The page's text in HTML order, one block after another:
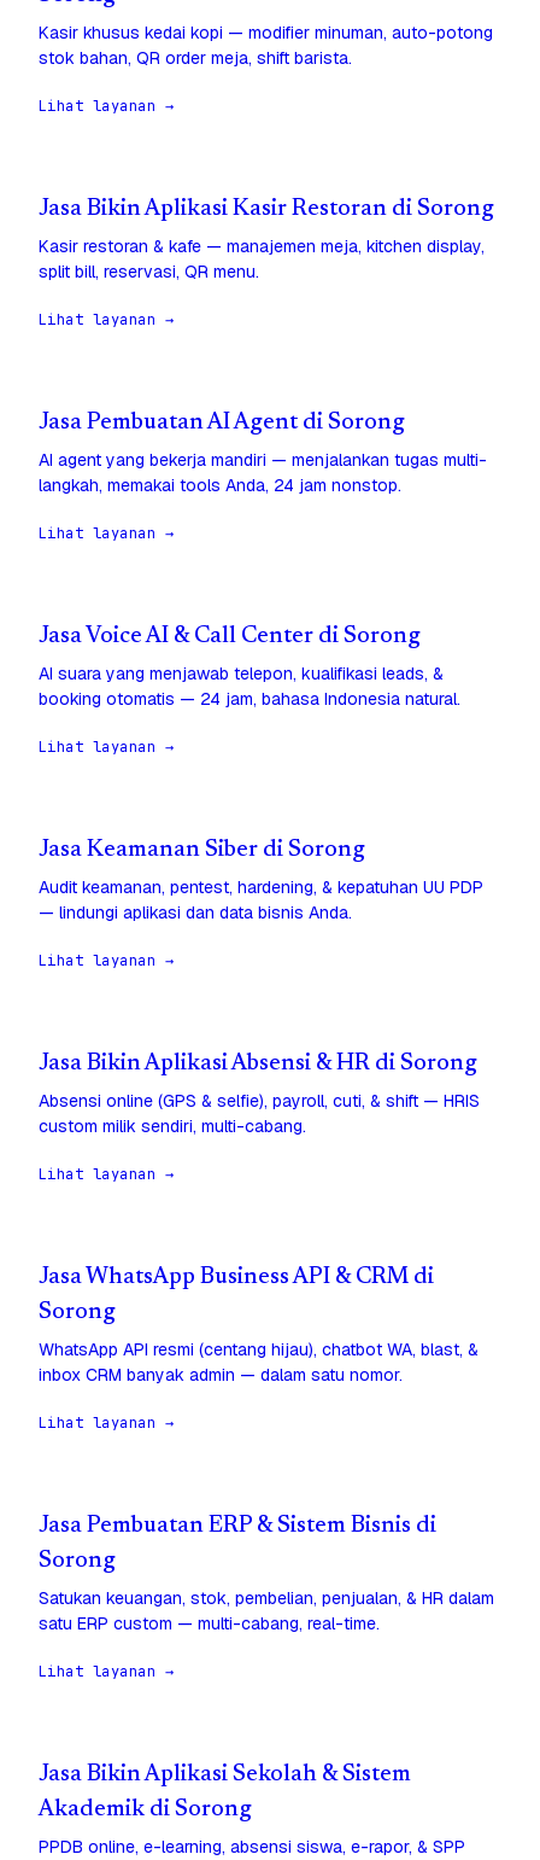
Kasir khusus kedai kopi — modifier minuman, auto-potong
stok bahan, QR order meja, shift barista.
Lihat layanan →
Jasa Bikin Aplikasi Kasir Restoran di Sorong
Kasir restoran & kafe — manajemen meja, kitchen display,
split bill, reservasi, QR menu.
Lihat layanan →
Jasa Pembuatan AI Agent di Sorong
AI agent yang bekerja mandiri — menjalankan tugas multi-
langkah, memakai tools Anda, 24 jam nonstop.
Lihat layanan →
Jasa Voice AI & Call Center di Sorong
AI suara yang menjawab telepon, kualifikasi leads, &
booking otomatis — 24 jam, bahasa Indonesia natural.
Lihat layanan →
Jasa Keamanan Siber di Sorong
Audit keamanan, pentest, hardening, & kepatuhan UU PDP
— lindungi aplikasi dan data bisnis Anda.
Lihat layanan →
Jasa Bikin Aplikasi Absensi & HR di Sorong
Absensi online (GPS & selfie), payroll, cuti, & shift — HRIS
custom milik sendiri, multi-cabang.
Lihat layanan →
Jasa WhatsApp Business API & CRM di
Sorong
WhatsApp API resmi (centang hijau), chatbot WA, blast, &
inbox CRM banyak admin — dalam satu nomor.
Lihat layanan →
Jasa Pembuatan ERP & Sistem Bisnis di
Sorong
Satukan keuangan, stok, pembelian, penjualan, & HR dalam
satu ERP custom — multi-cabang, real-time.
Lihat layanan →
Jasa Bikin Aplikasi Sekolah & Sistem
Akademik di Sorong
PPDB online, e-learning, absensi siswa, e-rapor, & SPP